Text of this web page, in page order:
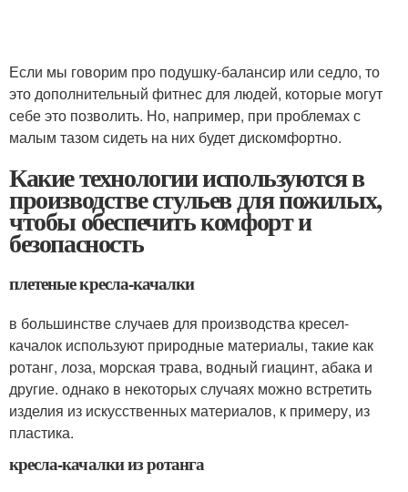
Если мы говорим про подушку-балансир или седло, то
это дополнительный фитнес для людей, которые могут
себе это позволить. Но, например, при проблемах с
малым тазом сидеть на них будет дискомфортно.
Какие технологии используются в
производстве стульев для пожилых,
чтобы обеспечить комфорт и
безопасность
плетеные кресла-качалки
в большинстве случаев для производства кресел-
качалок используют природные материалы, такие как
ротанг, лоза, морская трава, водный гиацинт, абака и
другие. однако в некоторых случаях можно встретить
изделия из искусственных материалов, к примеру, из
пластика.
кресла-качалки из ротанга